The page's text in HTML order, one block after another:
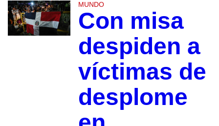
MUNDO
Con misa
despiden a
víctimas de
desplome